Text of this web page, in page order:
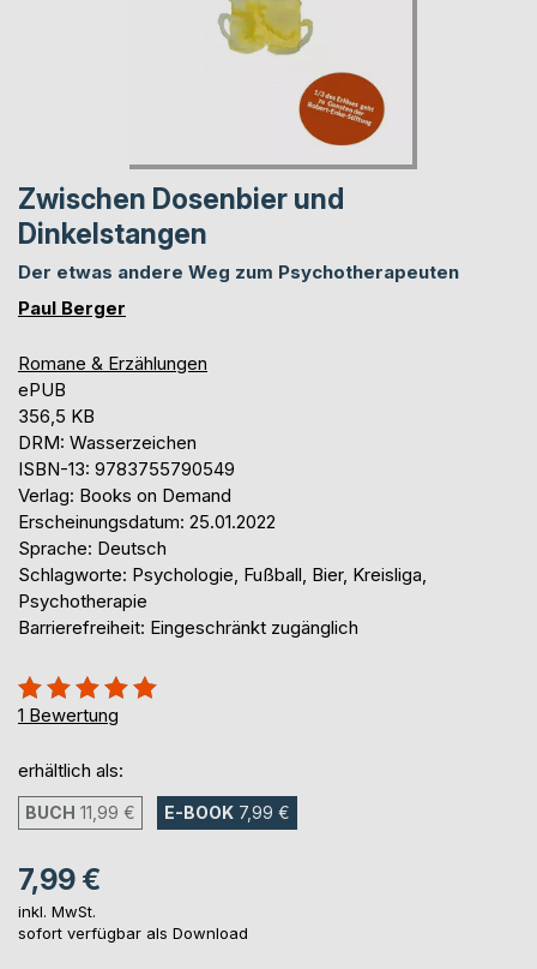
Zwischen Dosenbier und
Dinkelstangen
Der etwas andere Weg zum Psychotherapeuten
Paul Berger
Romane & Erzählungen
ePUB
356,5 KB
DRM: Wasserzeichen
ISBN-13: 9783755790549
Verlag: Books on Demand
Erscheinungsdatum: 25.01.2022
Sprache: Deutsch
Schlagworte: Psychologie, Fußball, Bier, Kreisliga,
Psychotherapie
Barrierefreiheit: Eingeschränkt zugänglich
Bewertung::
100%
1 Bewertung
erhältlich als:
BUCH 11,99 € E-BOOK 7,99 €
7,99 €
inkl. MwSt.
sofort verfügbar als Download